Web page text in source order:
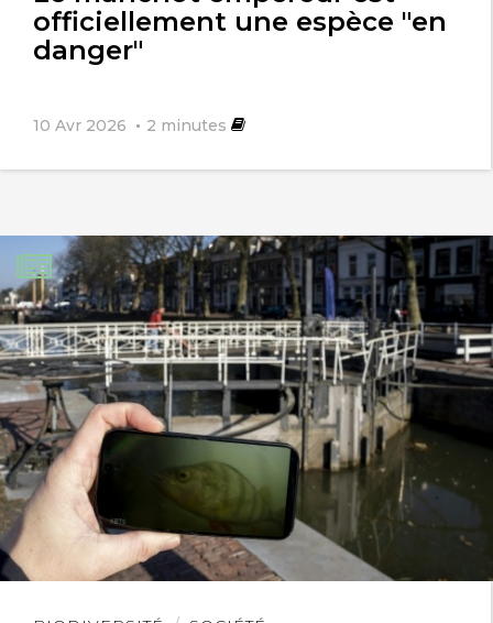
officiellement une espèce "en
danger"
10 Avr 2026 2 minutes